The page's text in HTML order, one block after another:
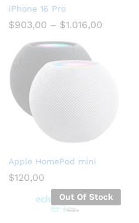
iPhone 16 Pro
$903,00 – $1.016,00
Apple HomePod mini
$120,00
Out Of Stock